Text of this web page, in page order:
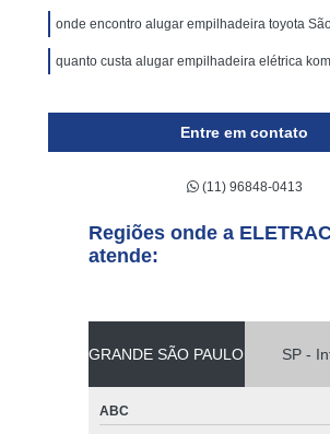
onde encontro alugar empilhadeira toyota
quanto custa alugar empilhadeira elétrica
Entre em contato
(11) 96848-0413
Regiões onde a
atende:
GRANDE SÃO PAULO SP -
ABC